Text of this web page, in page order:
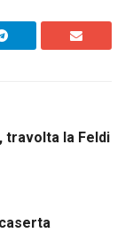
travolta la Feldi